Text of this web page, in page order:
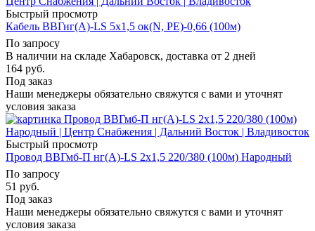
Быстрый просмотр
Кабель ВВГнг(А)-LS 5х1,5 ок(N, PE)-0,66 (100м)
По запросу
В наличии на складе Хабаровск, доставка от 2 дней
164 руб.
Под заказ
Наши менеджеры обязательно свяжутся с вами и уточнят
условия заказа
Быстрый просмотр
Провод ВВГмб-П нг(А)-LS 2х1,5 220/380 (100м) Народный
По запросу
51 руб.
Под заказ
Наши менеджеры обязательно свяжутся с вами и уточнят
условия заказа